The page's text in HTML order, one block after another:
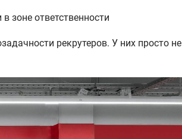
зоне ответственности
рекрутеров. У них просто